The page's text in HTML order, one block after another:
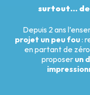
surtout… de
Depuis 2 ans
projet un peu fou :
en partant de
proposer un